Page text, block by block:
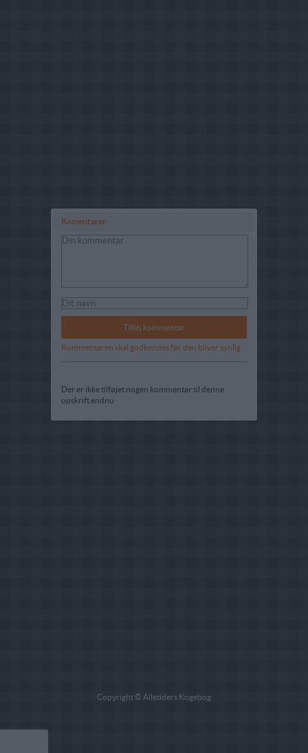
Komentarer
Kommentaren skal godkendes før den bliver synlig
Der er ikke tilføjet nogen kommentar til denne
opskrift endnu
Copyright © Alletiders Kogebog